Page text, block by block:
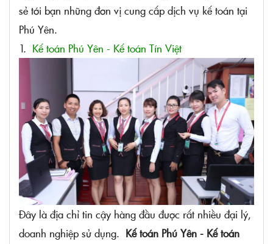
sẻ tới bạn những đơn vị cung cấp dịch vụ kế toán tại
Phú Yên.
1. Kế toán Phú Yên - Kế toán Tín Việt
Đây là địa chỉ tin cậy hàng đầu được rất nhiều đại lý,
doanh nghiệp sử dụng. Kế toán Phú Yên - Kế toán